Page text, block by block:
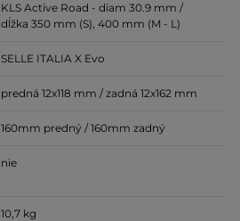
KLS Active Road - diam 30.9 mm /
dĺžka 350 mm (S), 400 mm (M - L)
SELLE ITALIA X Evo
predná 12x118 mm / zadná 12x162 mm
160mm predný / 160mm zadný
nie
10,7 kg